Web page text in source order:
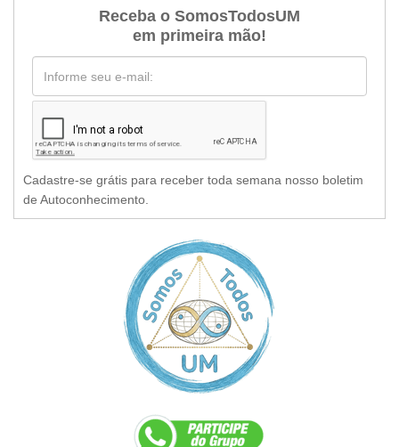
Receba o SomosTodosUM
em primeira mão!
Cadastre-se grátis para receber toda semana nosso boletim
de Autoconhecimento.